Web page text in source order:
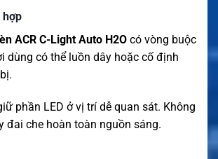
hợp
ACR C-Light Auto H2O có vòng buộc
dùng có thể luồn dây hoặc cố định
phần LED ở vị trí dễ quan sát. Không
đai che hoàn toàn nguồn sáng.